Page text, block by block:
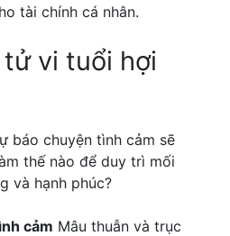
tài chính cá nhân.
vi tuổi hợi
báo chuyện tình cảm sẽ
thế nào để duy trì mối
và hạnh phúc?
cảm Mâu thuẫn và trục